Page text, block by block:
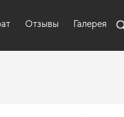
Отзывы Галерея